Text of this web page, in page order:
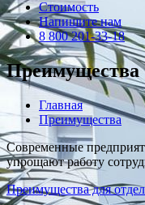
Стоимость
Напишите нам
8 800 201-33-18
Преимущества
Главная
Преимущества
Современные
упрощают работу
Преимущества для